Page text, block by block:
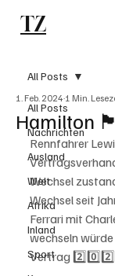
TZ
All Posts
Nachrichten
Ausland
Welt
Afrika
Inland
Sport
All Posts
Hamilton
1. Feb. 2024 1 Min.
Rennfahrer
Wechsel
Wechsel seit
Ferrari mit
wechseln
Vertrag